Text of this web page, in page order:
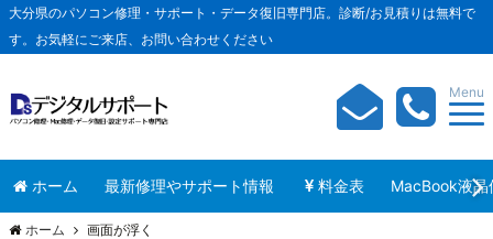
大分県のパソコン修理・サポート・データ復旧専門店。診断/お見積りは無料で
す。お気軽にご来店、お問い合わせください
Menu
ホーム 最新修理やサポート情報 料金表 MacBook液晶
ホーム 画面が浮く